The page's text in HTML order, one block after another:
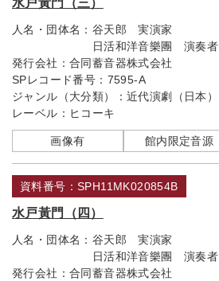
水戸黃門（三）
人名・団体名： 谷天郎 実演家
日活和洋音樂團 演奏者
発行会社： 合同蓄音器株式会社
SPレコード番号： 7595-A
ジャンル（大分類）： 近代演劇（日本）
レーベル： ヒコーキ
画像有 館内限定音源
資料番号：SPH11MK020854B
水戸黃門（四）
人名・団体名： 谷天郎 実演家
日活和洋音樂團 演奏者
発行会社： 合同蓄音器株式会社